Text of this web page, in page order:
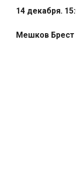
14 декабря.
Мешков Брест